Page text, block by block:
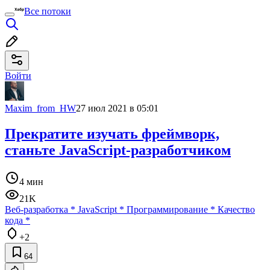
Все потоки
Войти
Maxim_from_HW27 июл 2021 в 05:01
Прекратите изучать фреймворк,
станьте JavaScript-разработчиком
4 мин
21K
Веб-разработка * JavaScript * Программирование * Качество
кода *
+2
64